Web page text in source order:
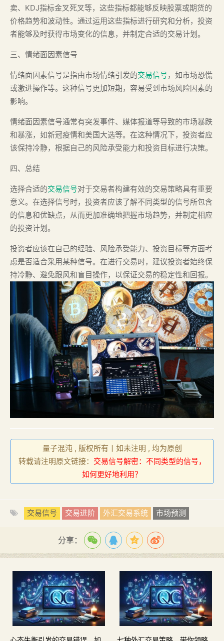
卖、KDJ指标金叉死叉等，这些指标都能够反映股票或期货的
价格趋势和波动性。通过运用这些指标进行研究和分析，投资
者能够及时获得市场变化的信息，并制定合适的交易计划。
三、情绪面因素信号
情绪面因素信号是指由市场情绪引发的交易信号，如市场恐慌
或激进操作等。这种信号更加短期，容易受到市场风险因素的
影响。
情绪面因素信号通常有突发事件、媒体报道等导致的市场暴跌
和暴涨，如新冠疫情和美国大选等。在这种情况下，投资者应
该保持冷静，根据自己的风险承受能力和投资目标进行决策。
四、总结
选择合适的交易信号对于交易者构建有效的交易策略具有重要
意义。在选择信号时，投资者应该了解不同类型的信号所包含
的信息和优缺点，从而更加准确地把握市场趋势，并制定相应
的投资计划。
投资者应该在自己的经验、风险承受能力、投资目标等方面考
虑是否适合采用某种信号。在进行交易时，建议投资者始终保
持冷静、避免跟风和盲目操作，以保证交易的稳定性和回报。
量子混沌 , 版权所有丨如未注明 , 均为原创
转载请注明原文链接： 交易信号解密：不同类型的信号，
如何更好地利用？
交易信号 交易进阶 外汇交易系统 市场预测
分享：